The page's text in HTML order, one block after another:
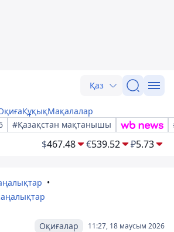
Қаз
ҚұқықМақалалар
#Қазақстан мақтанышы
$467.48 €539.52 ₽5.73
11:27, 18 маусым 2026
Оқиғалар